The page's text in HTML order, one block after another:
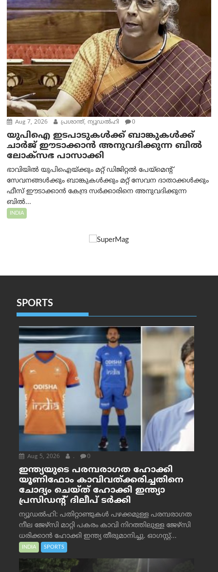
Aug 7, 2026 പ്രശാന്ത്, ന്യൂഡല്‍ഹി 0
യുപിഐ ഇടപാടുകൾക്ക് ബാങ്കുകൾക്ക്
ചാർജ് ഈടാക്കാൻ അനുവദിക്കുന്ന ബിൽ
ലോക്‌സഭ പാസാക്കി
ഭാവിയിൽ യുപിഐയ്ക്കും മറ്റ് ഡിജിറ്റൽ പേയ്‌മെന്റ്
സേവനങ്ങൾക്കും ബാങ്കുകൾക്കും മറ്റ് സേവന ദാതാക്കൾക്കും
ഫീസ് ഈടാക്കാൻ കേന്ദ്ര സർക്കാരിനെ അനുവദിക്കുന്ന
ബിൽ...
INDIA
SPORTS
Aug 5, 2026 . 0
ഇന്ത്യയുടെ പരമ്പരാഗത ഹോക്കി
യൂണിഫോം കാവിവത്ക്കരിച്ചതിനെ
ചോദ്യം ചെയ്ത് ഹോക്കി ഇന്ത്യാ
പ്രസിഡന്റ് ദിലീപ് ടര്‍ക്കി
ന്യൂഡൽഹി: പതിറ്റാണ്ടുകൾ പഴക്കമുള്ള പരമ്പരാഗത
നീല ജേഴ്‌സി മാറ്റി പകരം കാവി നിറത്തിലുള്ള ജേഴ്‌സി
ധരിക്കാൻ ഹോക്കി ഇന്ത്യ തീരുമാനിച്ചു. ഓഗസ്റ്റ്...
INDIA SPORTS